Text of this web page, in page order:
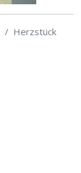
Herzstück